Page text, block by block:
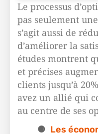
Le processus
pas seulement
s’agit aussi de
d’améliorer la
études montrent
et précises
clients jusqu’à
avez un allié qui
au centre de ses
Les